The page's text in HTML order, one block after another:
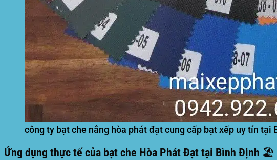
công ty bạt che nắng hòa phát đạt cung cấp bạt xếp uy tín tại
Ứng dụng thực tế của bạt che Hòa Phát Đạt tại Bình Định 🏖️